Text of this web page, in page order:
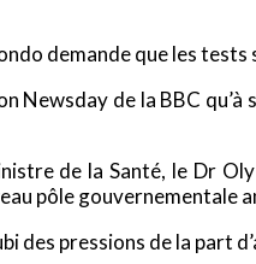
demande que les
Newsday de la BBC
de la Santé, le Dr
pôle gouvernementale
des pressions de la part